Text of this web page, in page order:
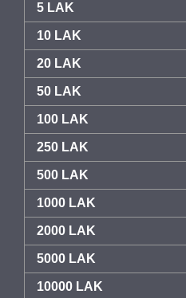
5 LAK
10 LAK
20 LAK
50 LAK
100 LAK
250 LAK
500 LAK
1000 LAK
2000 LAK
5000 LAK
10000 LAK